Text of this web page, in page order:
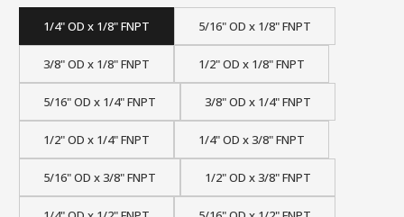
1/4" OD x 1/8" FNPT 5/16" OD x 1/8" FNPT
3/8" OD x 1/8" FNPT 1/2" OD x 1/8" FNPT
5/16" OD x 1/4" FNPT 3/8" OD x 1/4" FNPT
1/2" OD x 1/4" FNPT 1/4" OD x 3/8" FNPT
5/16" OD x 3/8" FNPT 1/2" OD x 3/8" FNPT